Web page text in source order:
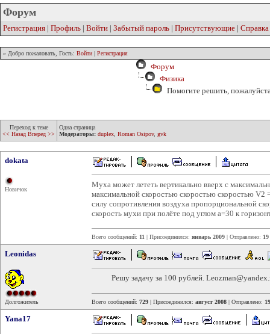
Форум
Регистрация | Профиль | Войти | Забытый пароль | Присутствующие | Справка
» Добро пожаловать, Гость: Войти | Регистрация
Форум
Физика
Помогите решить,
Переход к теме
<< Назад Вперед >>
Одна страница
Модераторы: duplex Roman Osipov, gvk
dokata
Новичок
Муха может лететь вертикально вверх с
максимальной скоростью скоростью скоростью
силу сопротивления воздуха пропорциональной
скорость мухи при полёте под углом a=30 к
Всего сообщений: 11 | Присоединился: январь 2009 | Отправлено:
Leonidas
Долгожитель
Решу задачу за 100 рублей.
Всего сообщений: 729 | Присоединился: август 2008 | Отправлено:
Yana17